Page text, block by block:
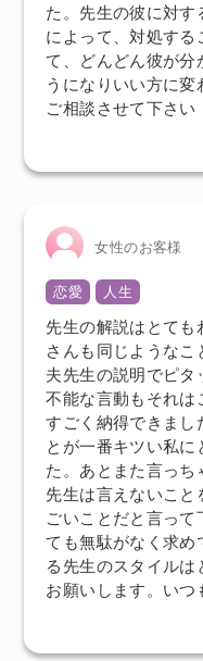
た。先生の彼に対す
によって、対処する
て、どんどん彼が分
うになりいい方に
ご相談させて下さい
女性のお客様
恋愛 人生
先生の解説はとても
さんも同じような
夫先生の説明でピ
不能な言動もそれは
すごく納得できまし
とが一番キツい私
た。あとまた言っち
先生は言えないこと
ごいことだと言って
ても無駄がなく求め
る先生のスタイル
お願いします。いつ